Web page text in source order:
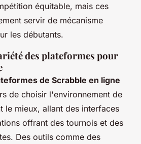
équitable, mais ces
servir de mécanisme
les débutants.
des plateformes pour
de Scrabble en ligne
de choisir l'environnement de
le mieux, allant des interfaces
offrant des tournois et des
Des outils comme des